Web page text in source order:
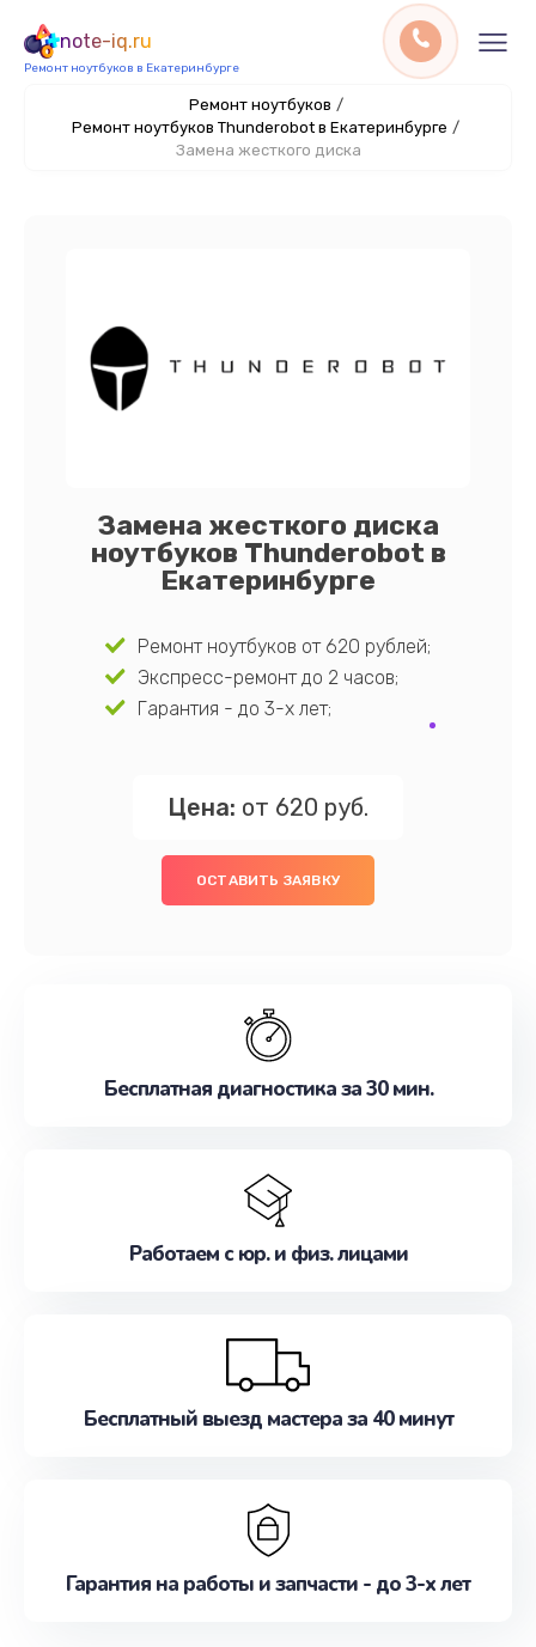
note-iq.ru
Ремонт ноутбуков в Екатеринбурге
Ремонт ноутбуков /
Ремонт ноутбуков Thunderobot в Екатеринбурге /
Замена жесткого диска
Замена жесткого диска
ноутбуков Thunderobot в
Екатеринбурге
Ремонт ноутбуков от 620 рублей;
Экспресс-ремонт до 2 часов;
Гарантия - до 3-х лет;
Цена: от 620 руб.
ОСТАВИТЬ ЗАЯВКУ
Бесплатная диагностика за 30 мин.
Работаем с юр. и физ. лицами
Бесплатный выезд мастера за 40 минут
Гарантия на работы и запчасти - до 3-х лет